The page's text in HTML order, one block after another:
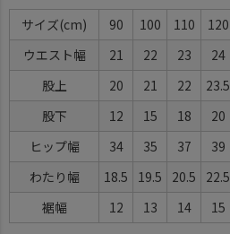
サイズ 90 100 110 120
ウエスト幅
21 22 23 24
股上
20 21 22 23.5
股下
12 15 18 20
ヒップ幅
34 35 37 39
わたり幅
18.5 19.5 20.5 22.5
裾幅
12 13 14 15